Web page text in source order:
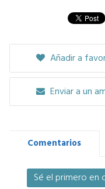
Añadir a
Enviar a un
Comentarios
Sé el primero en